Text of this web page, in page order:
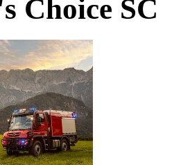
Choice SC